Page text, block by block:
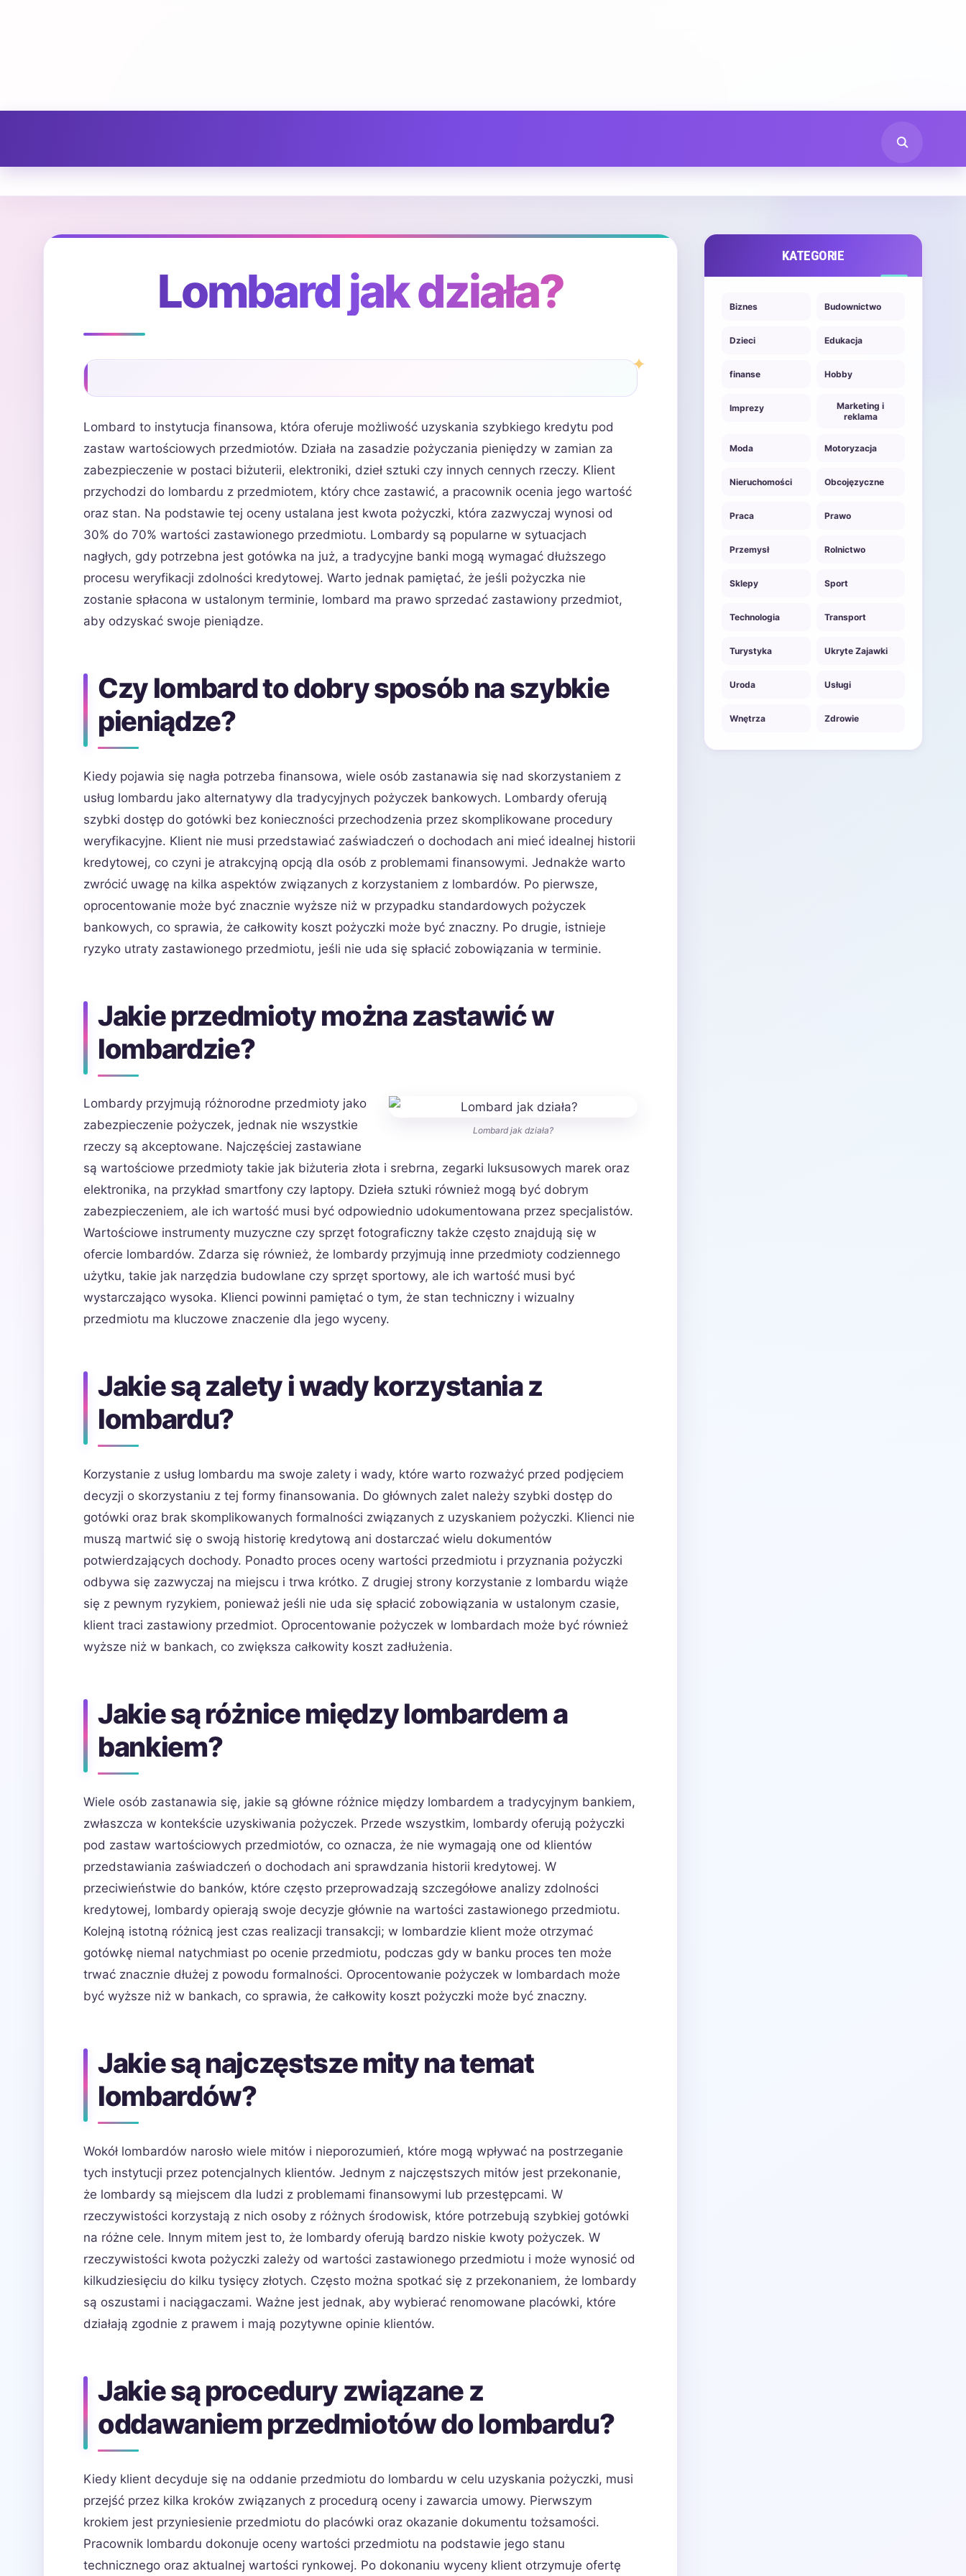
Lombard jak działa?
Lombard to instytucja finansowa, która oferuje możliwość uzyskania szybkiego kredytu pod
zastaw wartościowych przedmiotów. Działa na zasadzie pożyczania pieniędzy w zamian za
zabezpieczenie w postaci biżuterii, elektroniki, dzieł sztuki czy innych cennych rzeczy. Klient
przychodzi do lombardu z przedmiotem, który chce zastawić, a pracownik ocenia jego wartość
oraz stan. Na podstawie tej oceny ustalana jest kwota pożyczki, która zazwyczaj wynosi od
30% do 70% wartości zastawionego przedmiotu. Lombardy są popularne w sytuacjach
nagłych, gdy potrzebna jest gotówka na już, a tradycyjne banki mogą wymagać dłuższego
procesu weryfikacji zdolności kredytowej. Warto jednak pamiętać, że jeśli pożyczka nie
zostanie spłacona w ustalonym terminie, lombard ma prawo sprzedać zastawiony przedmiot,
aby odzyskać swoje pieniądze.
Czy lombard to dobry sposób na szybkie
pieniądze?
Kiedy pojawia się nagła potrzeba finansowa, wiele osób zastanawia się nad skorzystaniem z
usług lombardu jako alternatywy dla tradycyjnych pożyczek bankowych. Lombardy oferują
szybki dostęp do gotówki bez konieczności przechodzenia przez skomplikowane procedury
weryfikacyjne. Klient nie musi przedstawiać zaświadczeń o dochodach ani mieć idealnej historii
kredytowej, co czyni je atrakcyjną opcją dla osób z problemami finansowymi. Jednakże warto
zwrócić uwagę na kilka aspektów związanych z korzystaniem z lombardów. Po pierwsze,
oprocentowanie może być znacznie wyższe niż w przypadku standardowych pożyczek
bankowych, co sprawia, że całkowity koszt pożyczki może być znaczny. Po drugie, istnieje
ryzyko utraty zastawionego przedmiotu, jeśli nie uda się spłacić zobowiązania w terminie.
Jakie przedmioty można zastawić w
lombardzie?
Lombard jak działa?
Lombardy przyjmują różnorodne przedmioty jako
zabezpieczenie pożyczek, jednak nie wszystkie
rzeczy są akceptowane. Najczęściej zastawiane
są wartościowe przedmioty takie jak biżuteria złota i srebrna, zegarki luksusowych marek oraz
elektronika, na przykład smartfony czy laptopy. Dzieła sztuki również mogą być dobrym
zabezpieczeniem, ale ich wartość musi być odpowiednio udokumentowana przez specjalistów.
Wartościowe instrumenty muzyczne czy sprzęt fotograficzny także często znajdują się w
ofercie lombardów. Zdarza się również, że lombardy przyjmują inne przedmioty codziennego
użytku, takie jak narzędzia budowlane czy sprzęt sportowy, ale ich wartość musi być
wystarczająco wysoka. Klienci powinni pamiętać o tym, że stan techniczny i wizualny
przedmiotu ma kluczowe znaczenie dla jego wyceny.
Jakie są zalety i wady korzystania z
lombardu?
Korzystanie z usług lombardu ma swoje zalety i wady, które warto rozważyć przed podjęciem
decyzji o skorzystaniu z tej formy finansowania. Do głównych zalet należy szybki dostęp do
gotówki oraz brak skomplikowanych formalności związanych z uzyskaniem pożyczki. Klienci nie
muszą martwić się o swoją historię kredytową ani dostarczać wielu dokumentów
potwierdzających dochody. Ponadto proces oceny wartości przedmiotu i przyznania pożyczki
odbywa się zazwyczaj na miejscu i trwa krótko. Z drugiej strony korzystanie z lombardu wiąże
się z pewnym ryzykiem, ponieważ jeśli nie uda się spłacić zobowiązania w ustalonym czasie,
klient traci zastawiony przedmiot. Oprocentowanie pożyczek w lombardach może być również
wyższe niż w bankach, co zwiększa całkowity koszt zadłużenia.
Jakie są różnice między lombardem a
bankiem?
Wiele osób zastanawia się, jakie są główne różnice między lombardem a tradycyjnym bankiem,
zwłaszcza w kontekście uzyskiwania pożyczek. Przede wszystkim, lombardy oferują pożyczki
pod zastaw wartościowych przedmiotów, co oznacza, że nie wymagają one od klientów
przedstawiania zaświadczeń o dochodach ani sprawdzania historii kredytowej. W
przeciwieństwie do banków, które często przeprowadzają szczegółowe analizy zdolności
kredytowej, lombardy opierają swoje decyzje głównie na wartości zastawionego przedmiotu.
Kolejną istotną różnicą jest czas realizacji transakcji; w lombardzie klient może otrzymać
gotówkę niemal natychmiast po ocenie przedmiotu, podczas gdy w banku proces ten może
trwać znacznie dłużej z powodu formalności. Oprocentowanie pożyczek w lombardach może
być wyższe niż w bankach, co sprawia, że całkowity koszt pożyczki może być znaczny.
Jakie są najczęstsze mity na temat
lombardów?
Wokół lombardów narosło wiele mitów i nieporozumień, które mogą wpływać na postrzeganie
tych instytucji przez potencjalnych klientów. Jednym z najczęstszych mitów jest przekonanie,
że lombardy są miejscem dla ludzi z problemami finansowymi lub przestępcami. W
rzeczywistości korzystają z nich osoby z różnych środowisk, które potrzebują szybkiej gotówki
na różne cele. Innym mitem jest to, że lombardy oferują bardzo niskie kwoty pożyczek. W
rzeczywistości kwota pożyczki zależy od wartości zastawionego przedmiotu i może wynosić od
kilkudziesięciu do kilku tysięcy złotych. Często można spotkać się z przekonaniem, że lombardy
są oszustami i naciągaczami. Ważne jest jednak, aby wybierać renomowane placówki, które
działają zgodnie z prawem i mają pozytywne opinie klientów.
Jakie są procedury związane z
oddawaniem przedmiotów do lombardu?
Kiedy klient decyduje się na oddanie przedmiotu do lombardu w celu uzyskania pożyczki, musi
przejść przez kilka kroków związanych z procedurą oceny i zawarcia umowy. Pierwszym
krokiem jest przyniesienie przedmiotu do placówki oraz okazanie dokumentu tożsamości.
Pracownik lombardu dokonuje oceny wartości przedmiotu na podstawie jego stanu
technicznego oraz aktualnej wartości rynkowej. Po dokonaniu wyceny klient otrzymuje ofertę
KATEGORIE
Biznes Budownictwo
Dzieci Edukacja
finanse Hobby
Imprezy
Marketing i
reklama
Moda Motoryzacja
Nieruchomości Obcojęzyczne
Praca Prawo
Przemysł Rolnictwo
Sklepy Sport
Technologia Transport
Turystyka Ukryte Zajawki
Uroda Usługi
Wnętrza Zdrowie